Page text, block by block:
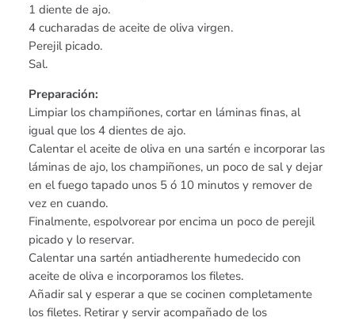
1 diente de ajo.
4 cucharadas de aceite de oliva virgen.
Perejil picado.
Sal.
Preparación:
Limpiar los champiñones, cortar en láminas finas, al
igual que los 4 dientes de ajo.
Calentar el aceite de oliva en una sartén e incorporar las
láminas de ajo, los champiñones, un poco de sal y dejar
en el fuego tapado unos 5 ó 10 minutos y remover de
vez en cuando.
Finalmente, espolvorear por encima un poco de perejil
picado y lo reservar.
Calentar una sartén antiadherente humedecido con
aceite de oliva e incorporamos los filetes.
Añadir sal y esperar a que se cocinen completamente
los filetes. Retirar y servir acompañado de los